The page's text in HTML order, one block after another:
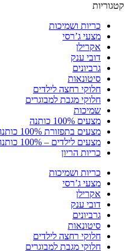
קטגוריות
כריות ושמיכות
מצעי ג’רסי
אקרילן
דובי ענק
גרביונים
סיטונאות
חלוקי רחצה לילדים
חלוקי מגבת למבוגרים
שמיכות
מצעים 100% כותנה
מצעים בתפזורת 100% כותנה
מצעים לילדים – 100% כותנה
כריות הריון
כריות ושמיכות
מצעי ג’רסי
אקרילן
דובי ענק
גרביונים
סיטונאות
חלוקי רחצה לילדים
חלוקי מגבת למבוגרים